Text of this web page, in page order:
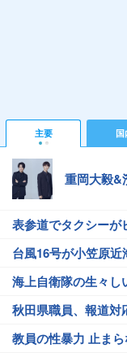
主要 国
重岡大毅&
表参道でタクシーが
台風16号が小笠原近
海上自衛隊の生々し
秋田県職員、報道対
教員の性暴力 止ま